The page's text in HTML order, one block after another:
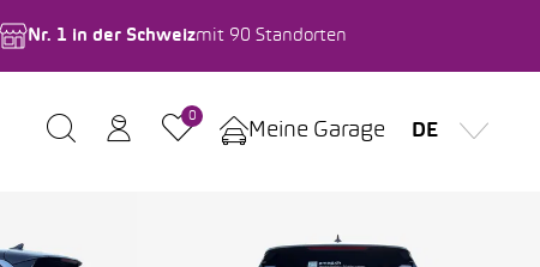
Nr. 1 in der Schweizmit 90 Standorten
0
Meine Garage DE